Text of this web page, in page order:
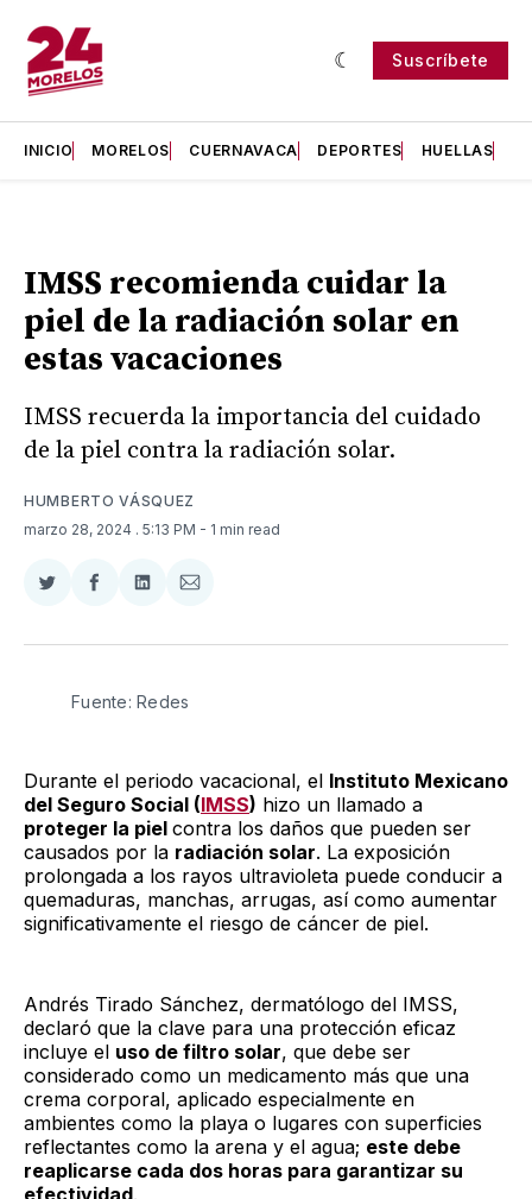
Suscríbete
INICIO MORELOS CUERNAVACA DEPORTES HUELLAS
IMSS recomienda cuidar la
piel de la radiación solar en
estas vacaciones
IMSS recuerda la importancia del cuidado
de la piel contra la radiación solar.
HUMBERTO VÁSQUEZ
marzo 28, 2024 . 5:13 PM - 1 min read
Compartir
Twitter
Compartir
Facebook
Compartir
LinkedIn
Compartir
Email
Fuente: Redes
Durante el periodo vacacional, el Instituto Mexicano
del Seguro Social (IMSS) hizo un llamado a
proteger la piel contra los daños que pueden ser
causados por la radiación solar. La exposición
prolongada a los rayos ultravioleta puede conducir a
quemaduras, manchas, arrugas, así como aumentar
significativamente el riesgo de cáncer de piel.
Andrés Tirado Sánchez, dermatólogo del IMSS,
declaró que la clave para una protección eficaz
incluye el uso de filtro solar, que debe ser
considerado como un medicamento más que una
crema corporal, aplicado especialmente en
ambientes como la playa o lugares con superficies
reflectantes como la arena y el agua; este debe
reaplicarse cada dos horas para garantizar su
efectividad.